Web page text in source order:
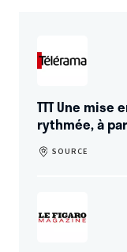
TTT Une
rythmée, à
SOURCE